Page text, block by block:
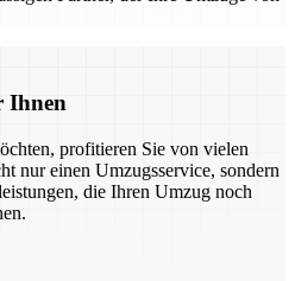
Ihnen
profitieren Sie von vielen
nur einen Umzugsservice, sondern
die Ihren Umzug noch